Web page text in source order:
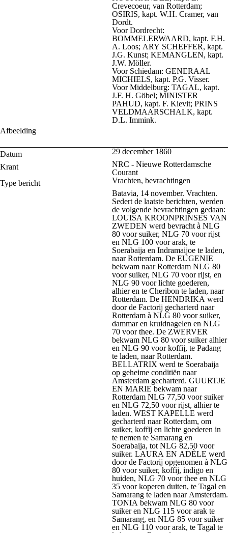
Crevecoeur, van Rotterdam;
OSIRIS, kapt. W.H. Cramer, van
Dordt.
Voor Dordrecht:
BOMMELERWAARD, kapt. F.H.
A. Loos; ARY SCHEFFER, kapt.
J.G. Kunst; KEMANGLEN, kapt.
J.W. Möller.
Voor Schiedam: GENERAAL
MICHIELS, kapt. P.G. Visser.
Voor Middelburg: TAGAL, kapt.
J.F. H. Göbel; MINISTER
PAHUD, kapt. F. Kievit; PRINS
VELDMAARSCHALK, kapt.
D.L. Immink.
Afbeelding
Datum
29 december 1860
Krant
NRC - Nieuwe Rotterdamsche
Courant
Type bericht
Vrachten, bevrachtingen
Batavia, 14 november. Vrachten.
Sedert de laatste berichten, werden
de volgende bevrachtingen gedaan:
LOUISA KROONPRINSES VAN
ZWEDEN werd bevracht à NLG
80 voor suiker, NLG 70 voor rijst
en NLG 100 voor arak, te
Soerabaija en Indramaijoe te laden,
naar Rotterdam. De EUGENIE
bekwam naar Rotterdam NLG 80
voor suiker, NLG 70 voor rijst, en
NLG 90 voor lichte goederen,
alhier en te Cheribon te laden, naar
Rotterdam. De HENDRIKA werd
door de Factorij gecharterd naar
Rotterdam à NLG 80 voor suiker,
dammar en kruidnagelen en NLG
70 voor thee. De ZWERVER
bekwam NLG 80 voor suiker alhier
en NLG 90 voor koffij, te Padang
te laden, naar Rotterdam.
BELLATRIX werd te Soerabaija
op geheime conditiën naar
Amsterdam gecharterd. GUURTJE
EN MARIE bekwam naar
Rotterdam NLG 77,50 voor suiker
en NLG 72,50 voor rijst, alhier te
laden. WEST KAPELLE werd
gecharterd naar Rotterdam, om
suiker, koffij en lichte goederen in
te nemen te Samarang en
Soerabaija, tot NLG 82,50 voor
suiker. LAURA EN ADÈLE werd
door de Factorij opgenomen à NLG
80 voor suiker, koffij, indigo en
huiden, NLG 70 voor thee en NLG
35 voor koperen duiten, te Tagal en
Samarang te laden naar Amsterdam.
TONIA bekwam NLG 80 voor
suiker en NLG 115 voor arak te
Samarang, en NLG 85 voor suiker
en NLG 110 voor arak, te Tagal te